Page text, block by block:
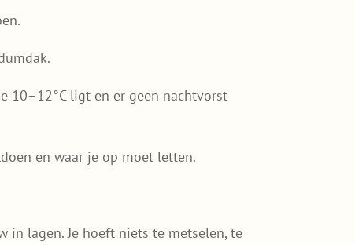
10–12°C ligt en er geen nachtvorst
en waar je op moet letten.
lagen. Je hoeft niets te metselen, te